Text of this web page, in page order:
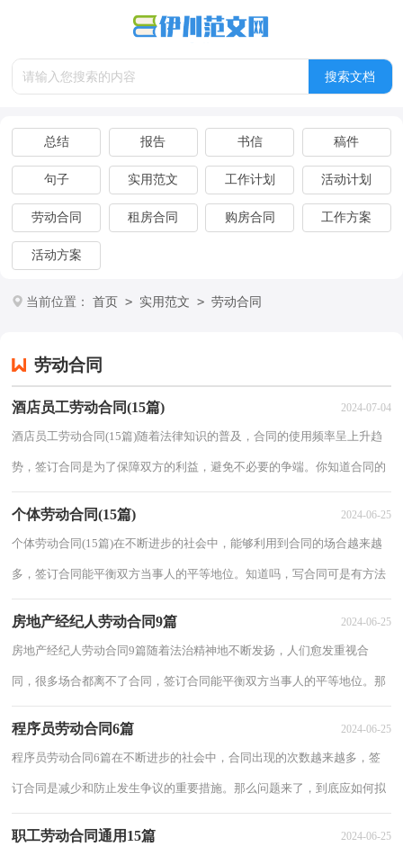
总结 报告 书信 稿件
句子 实用范文 工作计划 活动计划
劳动合同 租房合同 购房合同 工作方案
活动方案
当前位置： 首页 > 实用范文 > 劳动合同
劳动合同
酒店员工劳动合同(15篇) 2024-07-04
酒店员工劳动合同(15篇)随着法律知识的普及，合同的使用频率呈上升趋
势，签订合同是为了保障双方的利益，避免不必要的争端。你知道合同的
主要内容是什么吗？下面是小编收集整理的酒...
个体劳动合同(15篇) 2024-06-25
个体劳动合同(15篇)在不断进步的社会中，能够利用到合同的场合越来越
多，签订合同能平衡双方当事人的平等地位。知道吗，写合同可是有方法
的哦，下面是小编帮大家整理的个体劳动合同...
房地产经纪人劳动合同9篇 2024-06-25
房地产经纪人劳动合同9篇随着法治精神地不断发扬，人们愈发重视合
同，很多场合都离不了合同，签订合同能平衡双方当事人的平等地位。那
么合同要怎么拟定？想必这让大家都很苦恼吧，下...
程序员劳动合同6篇 2024-06-25
程序员劳动合同6篇在不断进步的社会中，合同出现的次数越来越多，签
订合同是减少和防止发生争议的重要措施。那么问题来了，到底应如何拟
定合同呢？以下是小编精心整理的程序员劳动...
职工劳动合同通用15篇 2024-06-25